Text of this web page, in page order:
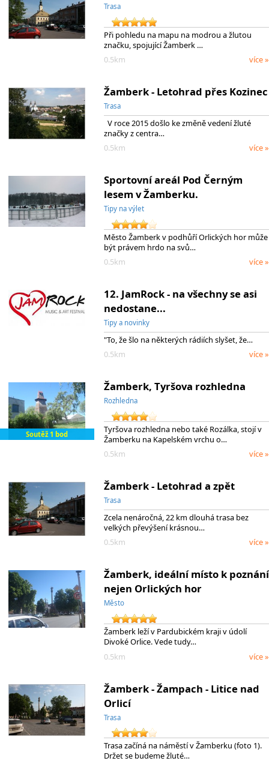
Trasa
Při pohledu na mapu na modrou a žlutou
značku, spojující Žamberk …
0.5km
více »
Žamberk - Letohrad přes Kozinec
Trasa
V roce 2015 došlo ke změně vedení žluté
značky z centra…
0.5km
více »
Sportovní areál Pod Černým
lesem v Žamberku.
Tipy na výlet
Město Žamberk v podhůří Orlických hor může
být právem hrdo na svů…
0.5km
více »
12. JamRock - na všechny se asi
nedostane...
Tipy a novinky
"To, že šlo na některých rádiích slyšet, že…
0.5km
více »
Soutěž 1 bod
Žamberk, Tyršova rozhledna
Rozhledna
Tyršova rozhledna nebo také Rozálka, stojí v
Žamberku na Kapelském vrchu o…
0.5km
více »
Žamberk - Letohrad a zpět
Trasa
Zcela nenáročná, 22 km dlouhá trasa bez
velkých převýšení krásnou…
0.5km
více »
Žamberk, ideální místo k poznání
nejen Orlických hor
Město
Žamberk leží v Pardubickém kraji v údolí
Divoké Orlice. Vede tudy…
0.5km
více »
Žamberk - Žampach - Litice nad
Orlicí
Trasa
Trasa začíná na náměstí v Žamberku (foto 1).
Držet se budeme žluté…